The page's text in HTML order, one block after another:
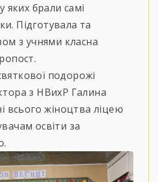
яких брали самі
Підготувала та
з учнями класна
подорожі
з НВихР Галина
всього жіноцтва ліцею
освіти за